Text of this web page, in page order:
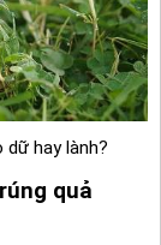
hay lành?
quả